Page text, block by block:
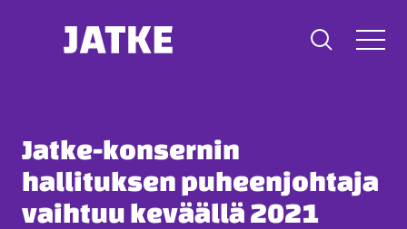
Jatke-konsernin
hallituksen puheenjohtaja
vaihtuu keväällä 2021